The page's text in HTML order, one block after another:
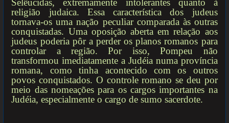
Selêucidas, extremamente intolerantes quanto à
religião judaica. Essa característica dos judeus
tornava-os uma nação peculiar comparada às outras
conquistadas. Uma oposição aberta em relação aos
judeus poderia pôr a perder os planos romanos para
controlar a região. Por isso, Pompeu não
transformou imediatamente a Judéia numa província
romana, como tinha acontecido com os outros
povos conquistados. O controle romano se deu por
meio das nomeações para os cargos importantes na
Judéia, especialmente o cargo de sumo sacerdote.